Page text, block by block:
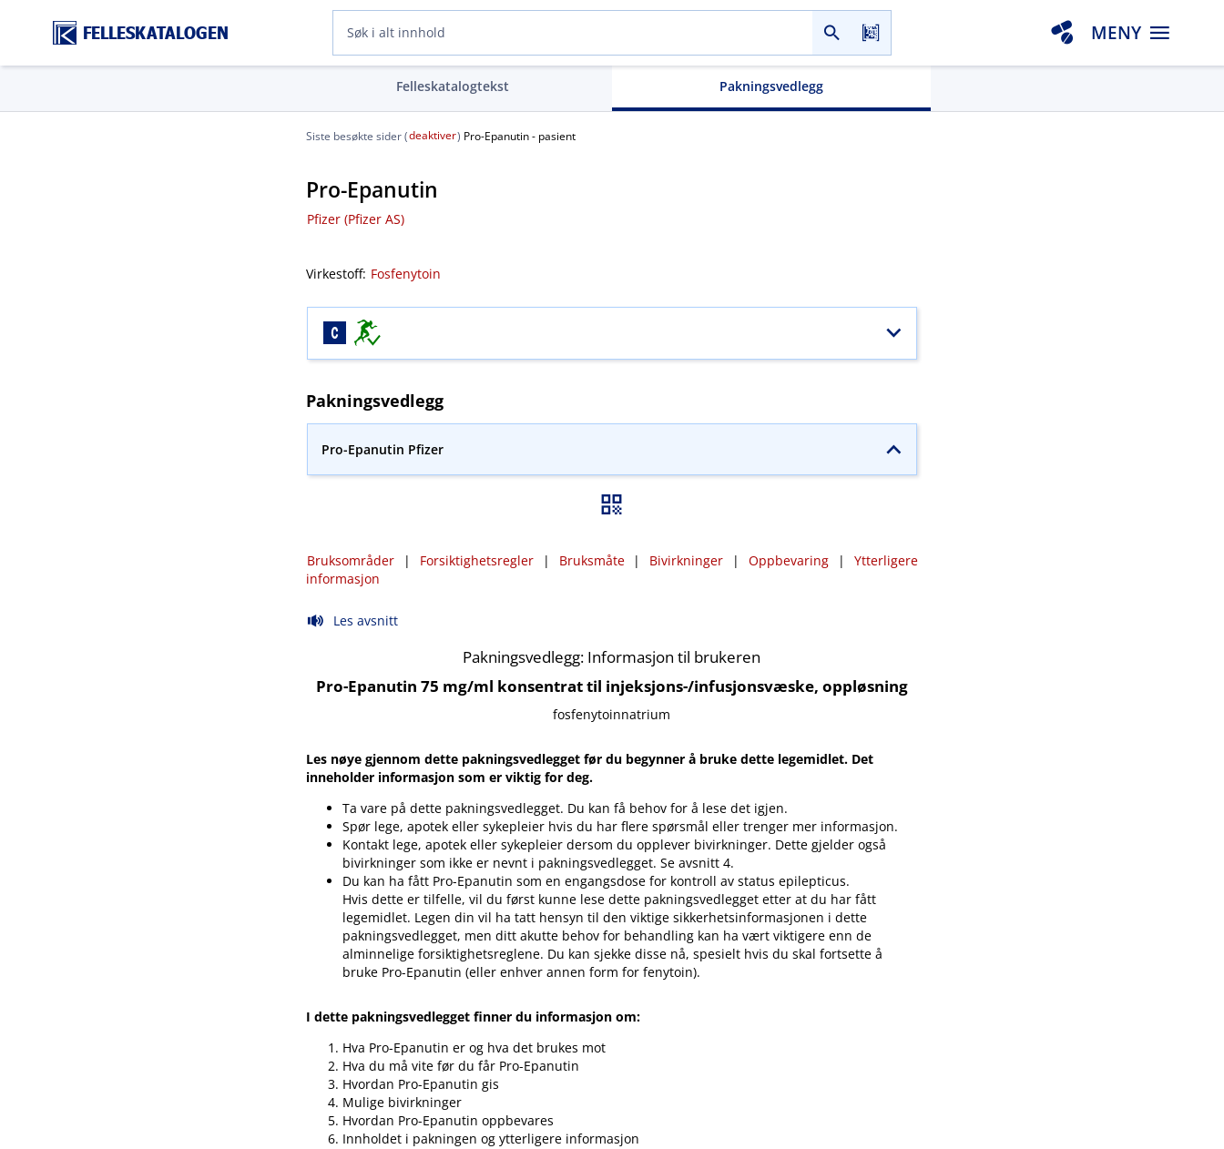
FELLESKATALOGEN MENY
Felleskatalogtekst Pakningsvedlegg
Siste besøkte sider (deaktiver) Pro-Epanutin - pasient
Pro-Epanutin
Pfizer (Pfizer AS)
Virkestoff: Fosfenytoin
Pakningsvedlegg
Pro-Epanutin Pfizer
Bruksområder | Forsiktighetsregler | Bruksmåte | Bivirkninger | Oppbevaring | Ytterligere
informasjon
Les avsnitt
Pakningsvedlegg: Informasjon til brukeren
Pro-Epanutin 75 mg/ml konsentrat til injeksjons-​/​infusjonsvæske, oppløsning
fosfenytoinnatrium
Les nøye gjennom dette pakningsvedlegget før du begynner å bruke dette legemidlet. Det
inneholder informasjon som er viktig for deg.
Ta vare på dette pakningsvedlegget. Du kan få behov for å lese det igjen.
Spør lege, apotek eller sykepleier hvis du har flere spørsmål eller trenger mer informasjon.
Kontakt lege, apotek eller sykepleier dersom du opplever bivirkninger. Dette gjelder også
bivirkninger som ikke er nevnt i pakningsvedlegget. Se avsnitt 4.
Du kan ha fått Pro-Epanutin som en engangsdose for kontroll av status epilepticus.
Hvis dette er tilfelle, vil du først kunne lese dette pakningsvedlegget etter at du har fått
legemidlet. Legen din vil ha tatt hensyn til den viktige sikkerhetsinformasjonen i dette
pakningsvedlegget, men ditt akutte behov for behandling kan ha vært viktigere enn de
alminnelige forsiktighetsreglene. Du kan sjekke disse nå, spesielt hvis du skal fortsette å
bruke Pro-Epanutin (eller enhver annen form for fenytoin).
I dette pakningsvedlegget finner du informasjon om:
Hva Pro-Epanutin er og hva det brukes mot
Hva du må vite før du får Pro-Epanutin
Hvordan Pro-Epanutin gis
Mulige bivirkninger
Hvordan Pro-Epanutin oppbevares
Innholdet i pakningen og ytterligere informasjon